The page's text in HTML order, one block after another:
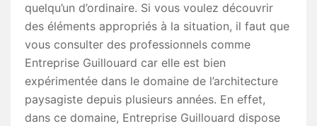
quelqu’un d’ordinaire. Si vous voulez découvrir
des éléments appropriés à la situation, il faut que
vous consulter des professionnels comme
Entreprise Guillouard car elle est bien
expérimentée dans le domaine de l’architecture
paysagiste depuis plusieurs années. En effet,
dans ce domaine, Entreprise Guillouard dispose